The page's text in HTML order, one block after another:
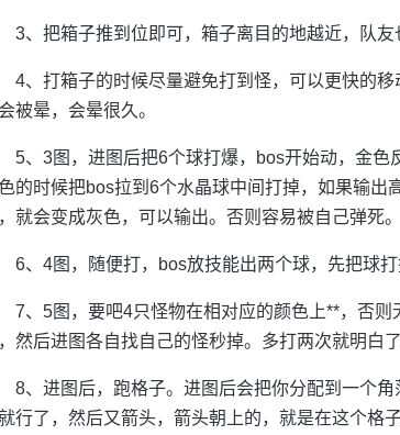
3、把箱子推到位即可，箱子离目的地越近，队
4、打箱子的时候尽量避免打到怪，可以更快的
被晕，会晕很久。
5、3图，进图后把6个球打爆，bos开始动，金色
的时候把bos拉到6个水晶球中间打掉，如果输
就会变成灰色，可以输出。否则容易被自己弹死。
6、4图，随便打，bos放技能出两个球，先把球打
7、5图，要吧4只怪物在相对应的颜色上**，否
然后进图各自找自己的怪秒掉。多打两次就明白了
8、进图后，跑格子。进图后会把你分配到一个
行了，然后又箭头，箭头朝上的，就是在这个格